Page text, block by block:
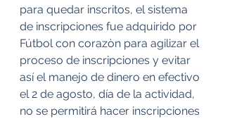
para quedar inscritos, el sistema
de inscripciones fue adquirido por
Fútbol con corazòn para agilizar el
proceso de inscripciones y evitar
así el manejo de dinero en efectivo
el 2 de agosto, día de la actividad,
no se permitirá hacer inscripciones